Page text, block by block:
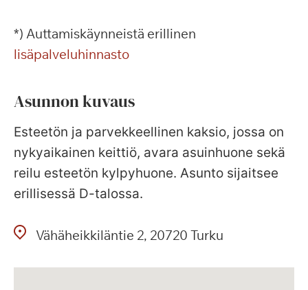
*) Auttamiskäynneistä erillinen
lisäpalveluhinnasto
Asunnon kuvaus
Esteetön ja parvekkeellinen kaksio, jossa on
nykyaikainen keittiö, avara asuinhuone sekä
reilu esteetön kylpyhuone. Asunto sijaitsee
erillisessä D-talossa.
Vähäheikkiläntie 2 20720 Turku